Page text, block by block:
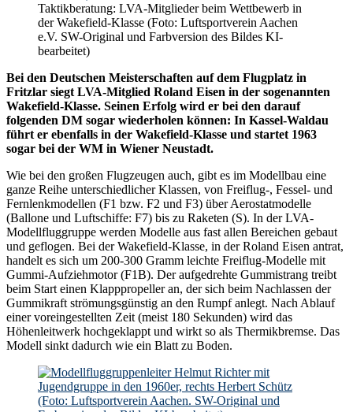
Taktikberatung: LVA-Mitglieder beim Wettbewerb in
der Wakefield-Klasse (Foto: Luftsportverein Aachen
e.V. SW-Original und Farbversion des Bildes KI-
bearbeitet)
Bei den Deutschen Meisterschaften auf dem Flugplatz in
Fritzlar siegt LVA-Mitglied Roland Eisen in der sogenannten
Wakefield-Klasse. Seinen Erfolg wird er bei den darauf
folgenden DM sogar wiederholen können: In Kassel-Waldau
führt er ebenfalls in der Wakefield-Klasse und startet 1963
sogar bei der WM in Wiener Neustadt.
Wie bei den großen Flugzeugen auch, gibt es im Modellbau eine
ganze Reihe unterschiedlicher Klassen, von Freiflug-, Fessel- und
Fernlenkmodellen (F1 bzw. F2 und F3) über Aerostatmodelle
(Ballone und Luftschiffe: F7) bis zu Raketen (S). In der LVA-
Modellfluggruppe werden Modelle aus fast allen Bereichen gebaut
und geflogen. Bei der Wakefield-Klasse, in der Roland Eisen antrat,
handelt es sich um 200-300 Gramm leichte Freiflug-Modelle mit
Gummi-Aufziehmotor (F1B). Der aufgedrehte Gummistrang treibt
beim Start einen Klapppropeller an, der sich beim Nachlassen der
Gummikraft strömungsgünstig an den Rumpf anlegt. Nach Ablauf
einer voreingestellten Zeit (meist 180 Sekunden) wird das
Höhenleitwerk hochgeklappt und wirkt so als Thermikbremse. Das
Modell sinkt dadurch wie ein Blatt zu Boden.